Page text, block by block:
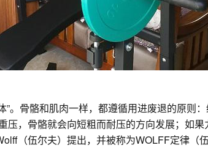
。骨骼和肌肉一样，都遵循用进废退的原则
，骨骼就会向短粗而耐压的方向发展；如
（伍尔夫）提出，并被称为WOLFF定律（